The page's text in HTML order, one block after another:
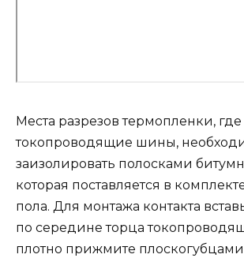
Места разрезов термопленки,
токопроводящие шины,
заизолировать полосками
которая поставляется в
пола. Для монтажа контакта
по середине торца
плотно прижмите